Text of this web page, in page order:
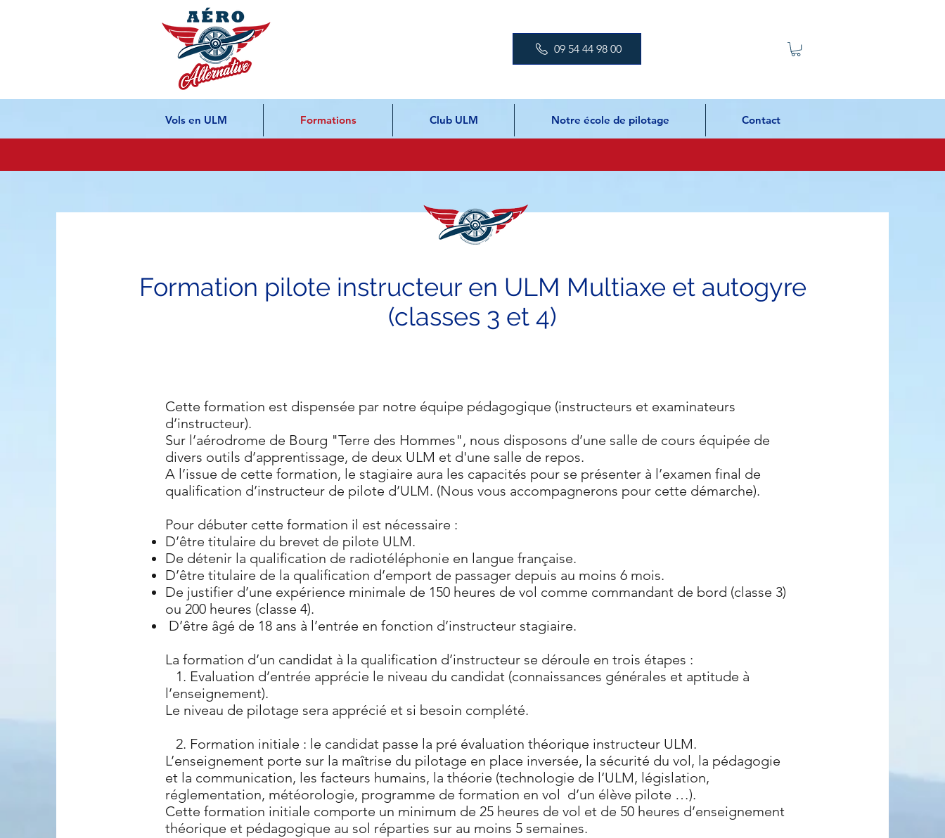
09 54 44 98 00
Vols en ULM Formations Club ULM Notre école de pilotage Contact
Formation pilote instructeur en ULM Multiaxe et autogyre
(classes 3 et 4)
Cette formation est dispensée par notre équipe pédagogique (instructeurs et examinateurs
d’instructeur).
Sur l’aérodrome de Bourg "Terre des Hommes", nous disposons d’une salle de cours équipée de
divers outils d’apprentissage, de deux ULM et d'une salle de repos.
A l’issue de cette formation, le stagiaire aura les capacités pour se présenter à l’examen final de
qualification d’instructeur de pilote d’ULM. (Nous vous accompagnerons pour cette démarche).
Pour débuter cette formation il est nécessaire :
D’être titulaire du brevet de pilote ULM.
De détenir la qualification de radiotéléphonie en langue française.
D’être titulaire de la qualification d’emport de passager depuis au moins 6 mois.
De justifier d’une expérience minimale de 150 heures de vol comme commandant de bord (classe 3)
ou 200 heures (classe 4).
D’être âgé de 18 ans à l’entrée en fonction d’instructeur stagiaire.
La formation d’un candidat à la qualification d’instructeur se déroule en trois étapes :
1. Evaluation d’entrée apprécie le niveau du candidat (connaissances générales et aptitude à
l’enseignement).
Le niveau de pilotage sera apprécié et si besoin complété.
2. Formation initiale : le candidat passe la pré évaluation théorique instructeur ULM.
L’enseignement porte sur la maîtrise du pilotage en place inversée, la sécurité du vol, la pédagogie
et la communication, les facteurs humains, la théorie (technologie de l’ULM, législation,
réglementation, météorologie, programme de formation en vol d’un élève pilote …).
Cette formation initiale comporte un minimum de 25 heures de vol et de 50 heures d’enseignement
théorique et pédagogique au sol réparties sur au moins 5 semaines.